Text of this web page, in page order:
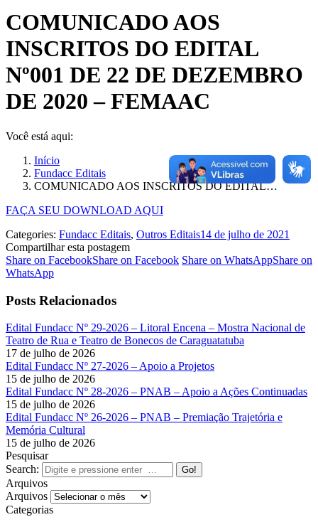
COMUNICADO AOS
INSCRITOS DO EDITAL
Nº001 DE 22 DE DEZEMBRO
DE 2020 – FEMAAC
Você está aqui:
Início
Fundacc Editais
COMUNICADO AOS INSCRITOS DO EDITAL…
FAÇA SEU DOWNLOAD AQUI
Categories: Fundacc Editais, Outros Editais14 de julho de 2021
Compartilhar esta postagem
Share on FacebookShare on Facebook Share on WhatsAppShare on
WhatsApp
Posts Relacionados
Edital Fundacc Nº 29-2026 – Litoral Encena – Mostra Nacional de
Teatro de Rua e Teatro de Bonecos de Caraguatatuba
17 de julho de 2026
Edital Fundacc Nº 27-2026 – Apoio a Projetos
15 de julho de 2026
Edital Fundacc Nº 28-2026 – PNAB – Apoio a Ações Continuadas
15 de julho de 2026
Edital Fundacc Nº 26-2026 – PNAB – Premiação Trajetória e
Memória Cultural
15 de julho de 2026
Pesquisar
Search:
Arquivos
Arquivos
Categorias